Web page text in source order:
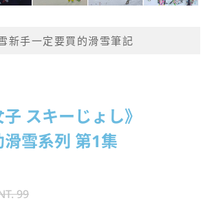
新手一定要買的滑雪筆記